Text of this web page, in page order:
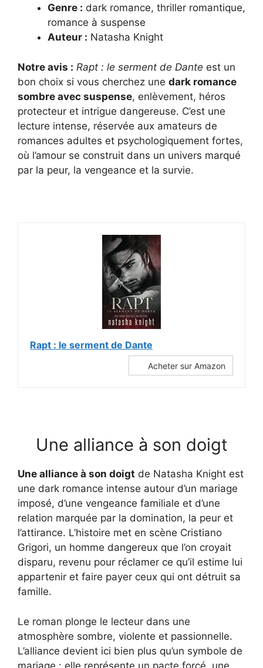
Genre : dark romance, thriller romantique,
romance à suspense
Auteur : Natasha Knight
Notre avis : Rapt : le serment de Dante est un
bon choix si vous cherchez une dark romance
sombre avec suspense, enlèvement, héros
protecteur et intrigue dangereuse. C’est une
lecture intense, réservée aux amateurs de
romances adultes et psychologiquement fortes,
où l’amour se construit dans un univers marqué
par la peur, la vengeance et la survie.
Rapt : le serment de Dante
Acheter sur Amazon
Une alliance à son doigt
Une alliance à son doigt de Natasha Knight est
une dark romance intense autour d’un mariage
imposé, d’une vengeance familiale et d’une
relation marquée par la domination, la peur et
l’attirance. L’histoire met en scène Cristiano
Grigori, un homme dangereux que l’on croyait
disparu, revenu pour réclamer ce qu’il estime lui
appartenir et faire payer ceux qui ont détruit sa
famille.
Le roman plonge le lecteur dans une
atmosphère sombre, violente et passionnelle.
L’alliance devient ici bien plus qu’un symbole de
mariage : elle représente un pacte forcé, une